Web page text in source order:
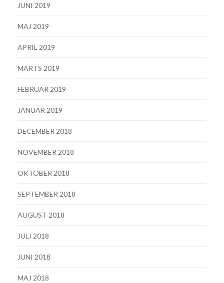
JUNI 2019
MAJ 2019
APRIL 2019
MARTS 2019
FEBRUAR 2019
JANUAR 2019
DECEMBER 2018
NOVEMBER 2018
OKTOBER 2018
SEPTEMBER 2018
AUGUST 2018
JULI 2018
JUNI 2018
MAJ 2018